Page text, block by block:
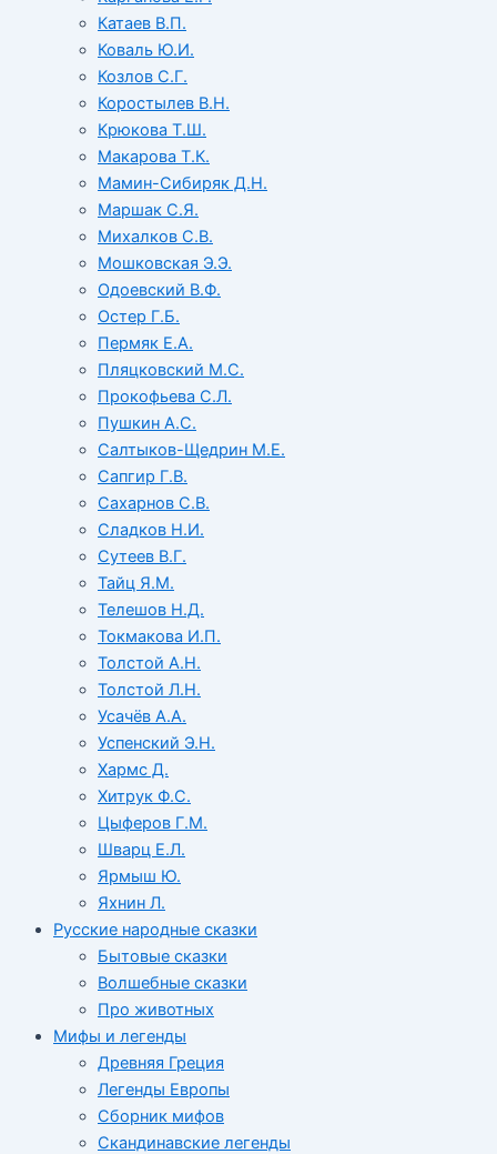
Катаев В.П.
Коваль Ю.И.
Козлов С.Г.
Коростылев В.Н.
Крюкова Т.Ш.
Макарова Т.К.
Мамин-Сибиряк Д.Н.
Маршак С.Я.
Михалков С.В.
Мошковская Э.Э.
Одоевский В.Ф.
Остер Г.Б.
Пермяк Е.А.
Пляцковский М.С.
Прокофьева С.Л.
Пушкин А.С.
Салтыков-Щедрин М.Е.
Сапгир Г.В.
Сахарнов С.В.
Сладков Н.И.
Сутеев В.Г.
Тайц Я.М.
Телешов Н.Д.
Токмакова И.П.
Толстой А.Н.
Толстой Л.Н.
Усачёв А.А.
Успенский Э.Н.
Хармс Д.
Хитрук Ф.С.
Цыферов Г.М.
Шварц Е.Л.
Ярмыш Ю.
Яхнин Л.
Русские народные сказки
Бытовые сказки
Волшебные сказки
Про животных
Мифы и легенды
Древняя Греция
Легенды Европы
Сборник мифов
Скандинавские легенды